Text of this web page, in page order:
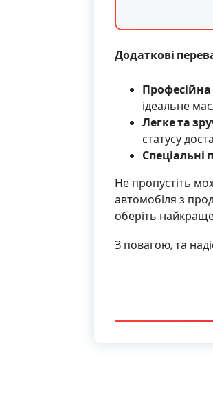
Додаткові
ідеальне
Легке та
статусу
Спеціальні
Не пропустіть
автомобіля з
оберіть
З повагою, та